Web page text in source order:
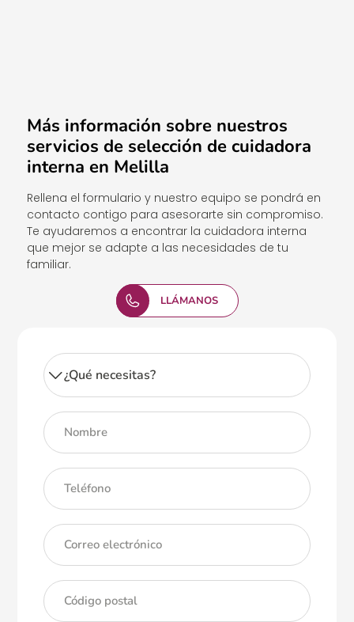
Más información sobre nuestros
servicios de selección de cuidadora
interna en Melilla
Rellena el formulario y nuestro equipo se pondrá en
contacto contigo para asesorarte sin compromiso.
Te ayudaremos a encontrar la cuidadora interna
que mejor se adapte a las necesidades de tu
familiar.
LLÁMANOS